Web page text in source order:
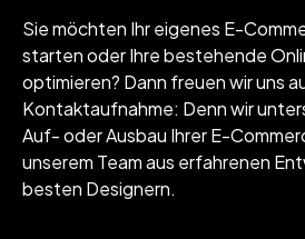
Sie möchten Ihr eigenes E-
starten oder Ihre bestehende
optimieren? Dann freuen wir uns
Kontaktaufnahme: Denn wir
Auf- oder Ausbau Ihrer E-
unserem Team aus erfahrenen
besten Designern.